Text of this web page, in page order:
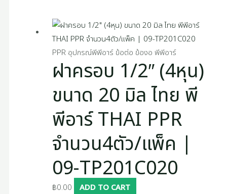
PPR อุปกรณ์พีพีอาร์ ข้อต่อ ข้องอ พีพีอาร์
ฝาครอบ 1/2″ (4หุน)
ขนาด 20 มิล ไทย พี
พีอาร์ THAI PPR
จำนวน4ตัว/แพ็ค |
09-TP201C020
฿0.00 ADD TO CART